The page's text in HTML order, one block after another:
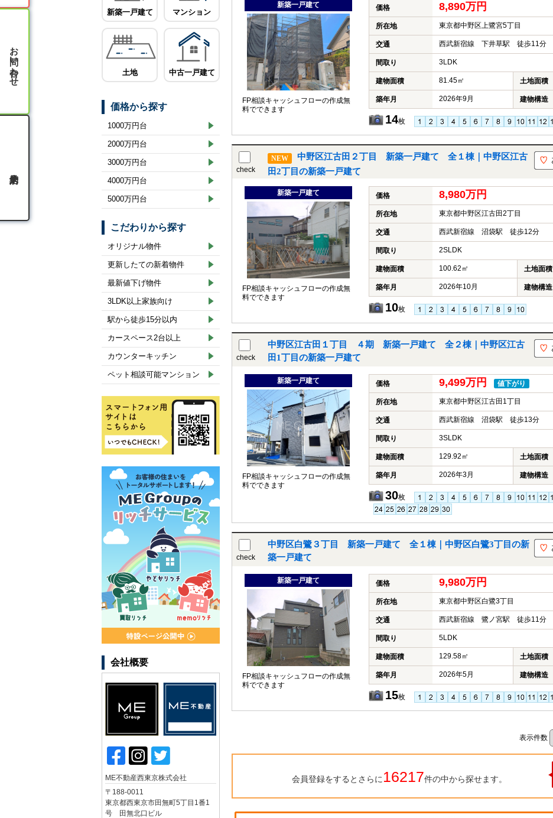
新築一戸建て
FP相談キャッシュフローの作成無
料でできます
価格 8,890万円
所在地 東京都中野区上鷺宮5丁目
交通 西武新宿線 下井草駅 徒歩11分
間取り 3LDK
建物面積 81.45㎡ 土地面積
築年月 2026年9月 建物構造
14枚
check
NEW
中野区江古田２丁目 新築一戸建て 全１棟｜中野区江古
田2丁目の新築一戸建て
新築一戸建て
FP相談キャッシュフローの作成無
料でできます
価格 8,980万円
所在地 東京都中野区江古田2丁目
交通 西武新宿線 沼袋駅 徒歩12分
間取り 2SLDK
建物面積 100.62㎡ 土地面積
築年月 2026年10月 建物構造
10枚
check
中野区江古田１丁目 ４期 新築一戸建て 全２棟｜中野区江古
田1丁目の新築一戸建て
新築一戸建て
FP相談キャッシュフローの作成無
料でできます
価格 9,499万円 値下がり
所在地 東京都中野区江古田1丁目
交通 西武新宿線 沼袋駅 徒歩13分
間取り 3SLDK
建物面積 129.92㎡ 土地面積
築年月 2026年3月 建物構造
30枚
check
中野区白鷺３丁目 新築一戸建て 全１棟｜中野区白鷺3丁目の新
築一戸建て
新築一戸建て
FP相談キャッシュフローの作成無
料でできます
価格 9,980万円
所在地 東京都中野区白鷺3丁目
交通 西武新宿線 鷺ノ宮駅 徒歩11分
間取り 5LDK
建物面積 129.58㎡ 土地面積
築年月 2026年5月 建物構造
15枚
表示件数
会員登録をするとさらに 16217件の中から探せます。
新築一戸建て マンション
土地 中古一戸建て
価格から探す
1000万円台
2000万円台
3000万円台
4000万円台
5000万円台
こだわりから探す
オリジナル物件
更新したての新着物件
最新値下げ物件
3LDK以上家族向け
駅から徒歩15分以内
カースペース2台以上
カウンターキッチン
ペット相談可能マンション
会社概要
ME不動産西東京株式会社
〒188-0011
東京都西東京市田無町5丁目1番1
号 田無北口ビル
お問い合わせ